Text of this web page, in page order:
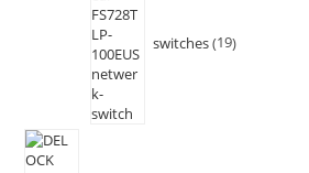
switches 19